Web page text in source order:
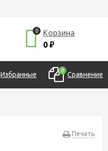
0
Корзина
0 ₽
Избранные 0 Сравнение
Печать